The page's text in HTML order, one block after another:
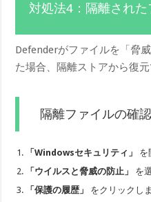
対処法4：隔離され
Defenderがファイルを「脅
た場合、隔離ストアから復元
隔離ファイルの確
「Windowsセキュリティ」
を
「ウイルスと脅威の防止」
を
「保護の履歴」
をクリックし